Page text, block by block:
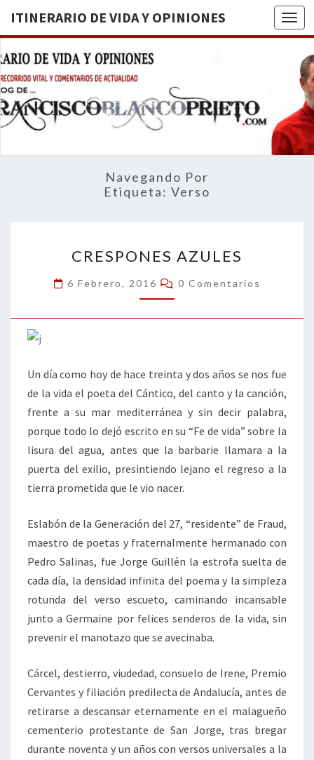
ITINERARIO DE VIDA Y OPINIONES
DE
BREVE
RECORRIDO
VITAL Y
ACTUALIDAD
Navegando Por
Etiqueta: Verso
AZULES
CRESPONES AZULES
6 Febrero, 2016 Comentarios
0 Comentarios
Un día como hoy de hace treinta y dos años se nos fue
de la vida el poeta del Cántico, del canto y la canción,
frente a su mar mediterránea y sin decir palabra,
porque todo lo dejó escrito en su “Fe de vida” sobre la
lisura del agua, antes que la barbarie llamara a la
puerta del exilio, presintiendo lejano el regreso a la
tierra prometida que le vio nacer.
Eslabón de la Generación del 27, “residente” de Fraud,
maestro de poetas y fraternalmente hermanado con
Pedro Salinas, fue Jorge Guillén la estrofa suelta de
cada día, la densidad infinita del poema y la simpleza
rotunda del verso escueto, caminando incansable
junto a Germaine por felices senderos de la vida, sin
prevenir el manotazo que se avecinaba.
Cárcel, destierro, viudedad, consuelo de Irene, Premio
Cervantes y filiación predilecta de Andalucía, antes de
retirarse a descansar eternamente en el malagueño
cementerio protestante de San Jorge, tras bregar
durante noventa y un años con versos universales a la